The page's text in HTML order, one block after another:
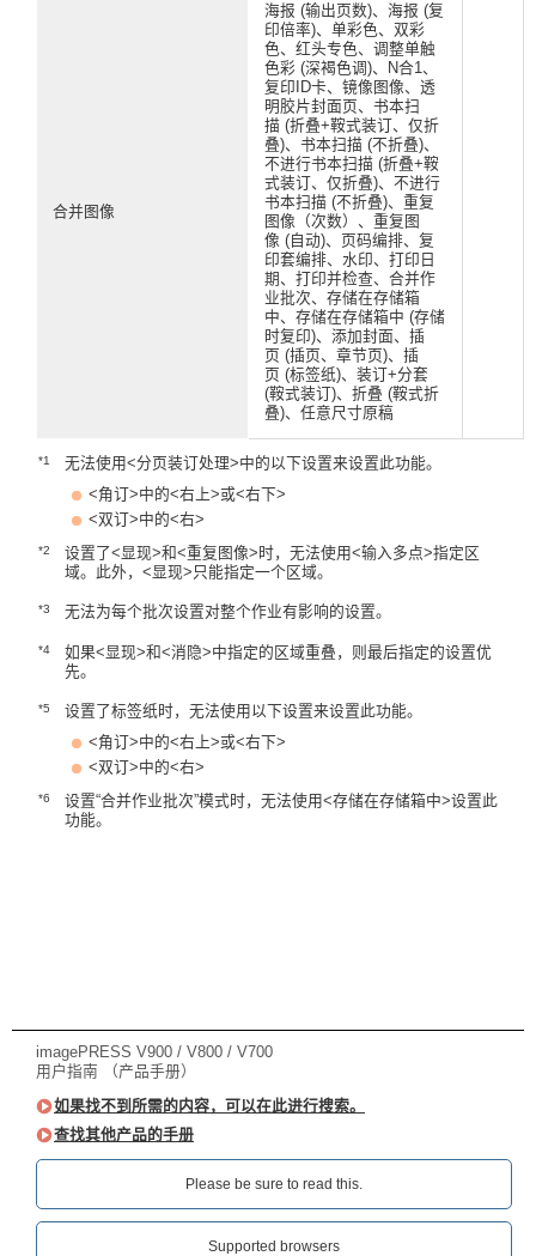
合并图像
海报 (输出页数)、海报 (复
印倍率)、单彩色、双彩
色、红头专色、调整单触
色彩 (深褐色调)、N合1、
复印ID卡、镜像图像、透
明胶片封面页、书本扫
描 (折叠+鞍式装订、仅折
叠)、书本扫描 (不折叠)、
不进行书本扫描 (折叠+鞍
式装订、仅折叠)、不进行
书本扫描 (不折叠)、重复
图像（次数）、重复图
像 (自动)、页码编排、复
印套编排、水印、打印日
期、打印并检查、合并作
业批次、存储在存储箱
中、存储在存储箱中 (存储
时复印)、添加封面、插
页 (插页、章节页)、插
页 (标签纸)、装订+分套
(鞍式装订)、折叠 (鞍式折
叠)、任意尺寸原稿
*1
无法使用<分页装订处理>中的以下设置来设置此功能。
<角订>中的<右上>或<右下>
<双订>中的<右>
*2
设置了<显现>和<重复图像>时，无法使用<输入多点>指定区
域。此外，<显现>只能指定一个区域。
*3 无法为每个批次设置对整个作业有影响的设置。
*4
如果<显现>和<消隐>中指定的区域重叠，则最后指定的设置优
先。
*5
设置了标签纸时，无法使用以下设置来设置此功能。
<角订>中的<右上>或<右下>
<双订>中的<右>
*6
设置“合并作业批次”模式时，无法使用<存储在存储箱中>设置此
功能。
imagePRESS V900 / V800 / V700
用户指南 （产品手册）
如果找不到所需的内容，可以在此进行搜索。
查找其他产品的手册
Please be sure to read this.‎
Supported browsers